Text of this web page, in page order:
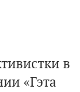
в
«Гэта